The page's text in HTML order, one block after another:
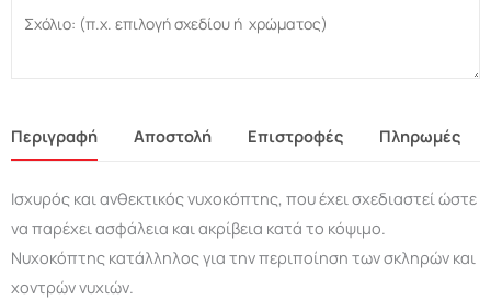
Περιγραφή Αποστολή Επιστροφές Πληρωμές
Ισχυρός και ανθεκτικός νυχοκόπτης, που έχει σχεδιαστεί ώστε
να παρέχει ασφάλεια και ακρίβεια κατά το κόψιμο.
Νυχοκόπτης κατάλληλος για την περιποίηση των σκληρών και
χοντρών νυχιών.